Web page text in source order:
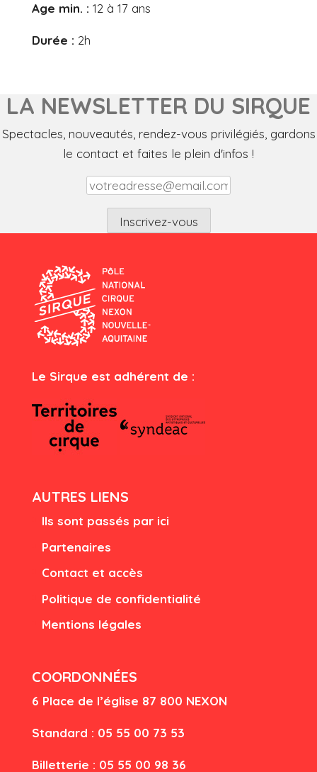
Age min. : 12 à 17 ans
Durée : 2h
LA NEWSLETTER DU SIRQUE
Spectacles, nouveautés, rendez-vous privilégiés, gardons
le contact et faites le plein d'infos !
Le Sirque est adhérent de :
AUTRES LIENS
Ils sont passés par ici
Partenaires
Contact et accès
Politique de confidentialité
Mentions légales
COORDONNÉES
6 Place de l’église 87 800 NEXON
Standard : 05 55 00 73 53
Billetterie : 05 55 00 98 36